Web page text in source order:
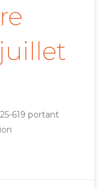
619 portant